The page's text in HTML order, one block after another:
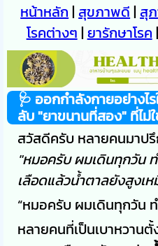
หน้าหลัก | สุขภาพดี | สุ
โรคต่างๆ | ยารักษาโรค |
🩺 ออกกำลังกายอย่างไ
ลับ "ยาขนานที่สอง" ที่ไม่
สวัสดีครับ หลายคนมาป
"หมอครับ ผมเดินทุกวัน ท
เลือดแล้วน้ำตาลยังสูงเ
“หมอครับ ผมเดินทุกวัน ท
หลายคนที่เป็นเบาหวาน